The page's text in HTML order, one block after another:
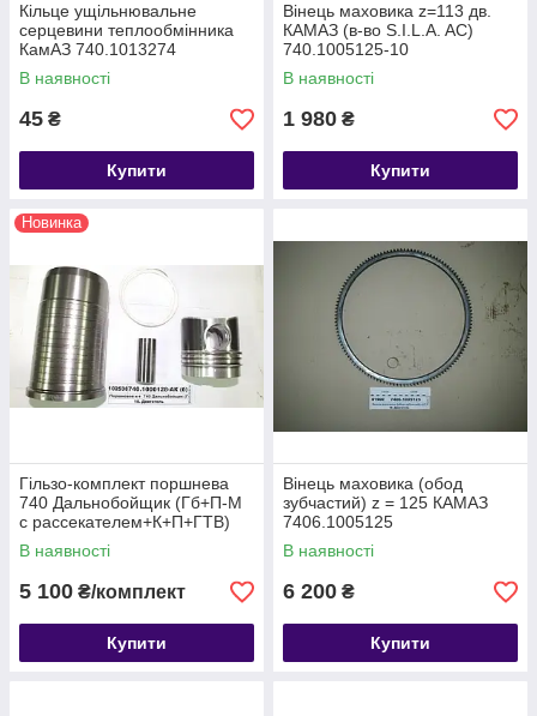
Кільце ущільнювальне
серцевини теплообмінника
КамАЗ 740.1013274
В наявності
45 ₴
Купити
Вінець маховика z=113 дв.
КАМАЗ (в-во S.I.L.A. AC)
740.1005125-10
В наявності
1 980 ₴
Купити
Новинка
Гільзо-комплект поршнева
740 Дальнобойщик (Гб+П-М
с рассекателем+К+П+ГТВ)
(КМЗ)
В наявності
5 100 ₴/комплект
Купити
Вінець маховика (обод
зубчастий) z = 125 КАМАЗ
7406.1005125
В наявності
6 200 ₴
Купити